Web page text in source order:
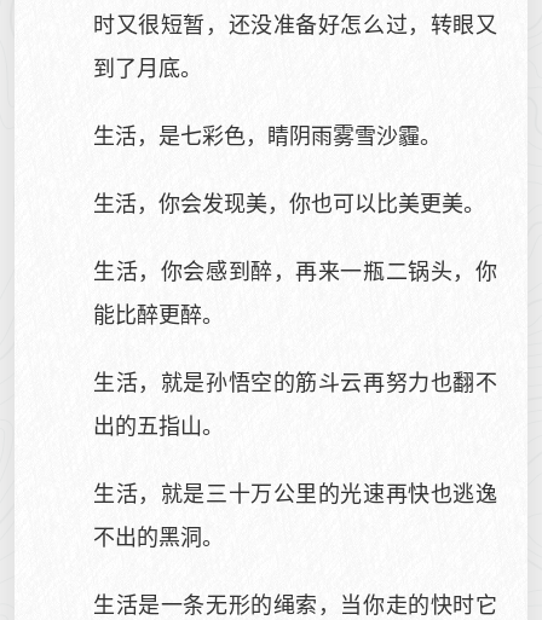
时又很短暂，还没准备好怎么过，转眼又
到了月底。
生活，是七彩色，睛阴雨雾雪沙霾。
生活，你会发现美，你也可以比美更美。
生活，你会感到醉，再来一瓶二锅头，你
能比醉更醉。
生活，就是孙悟空的筋斗云再努力也翻不
出的五指山。
生活，就是三十万公里的光速再快也逃逸
不出的黑洞。
生活是一条无形的绳索，当你走的快时它